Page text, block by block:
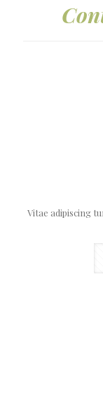
Vitae adipiscing